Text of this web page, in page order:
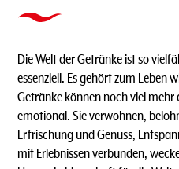
Die Welt der Getränke ist so
essenziell. Es gehört zum Leben
Getränke können noch viel mehr
emotional. Sie verwöhnen,
Erfrischung und Genuss,
mit Erlebnissen verbunden,